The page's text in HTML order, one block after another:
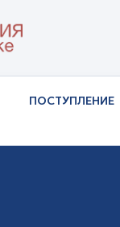
ПОСТУПЛЕНИЕ